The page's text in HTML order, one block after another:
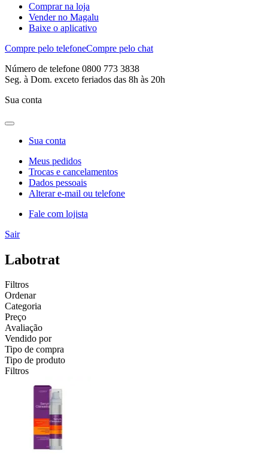
Comprar na loja
Vender no Magalu
Baixe o aplicativo
Compre pelo telefoneCompre pelo chat
Número de telefone 0800 773 3838
Seg. à Dom. exceto feriados das 8h às 20h
Sua conta
Sua conta
Meus pedidos
Trocas e cancelamentos
Dados pessoais
Alterar e-mail ou telefone
Fale com lojista
Sair
Labotrat
Filtros
Ordenar
Categoria
Preço
Avaliação
Vendido por
Tipo de compra
Tipo de produto
Filtros